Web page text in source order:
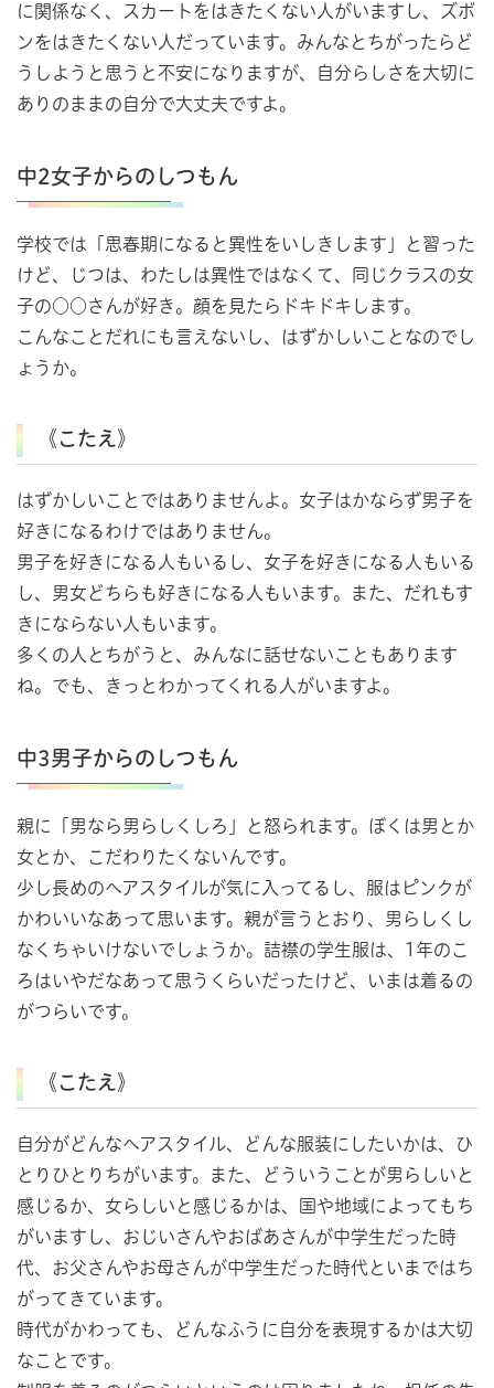
に関係なく、スカートをはきたくない人がいますし、ズボ
ンをはきたくない人だっています。みんなとちがったらど
うしようと思うと不安になりますが、自分らしさを大切に
ありのままの自分で大丈夫ですよ。
中2女子からのしつもん
学校では「思春期になると異性をいしきします」と習った
けど、じつは、わたしは異性ではなくて、同じクラスの女
子の○○さんが好き。顔を見たらドキドキします。
こんなことだれにも言えないし、はずかしいことなのでし
ょうか。
《こたえ》
はずかしいことではありませんよ。女子はかならず男子を
好きになるわけではありません。
男子を好きになる人もいるし、女子を好きになる人もいる
し、男女どちらも好きになる人もいます。また、だれもす
きにならない人もいます。
多くの人とちがうと、みんなに話せないこともあります
ね。でも、きっとわかってくれる人がいますよ。
中3男子からのしつもん
親に「男なら男らしくしろ」と怒られます。ぼくは男とか
女とか、こだわりたくないんです。
少し長めのヘアスタイルが気に入ってるし、服はピンクが
かわいいなあって思います。親が言うとおり、男らしくし
なくちゃいけないでしょうか。詰襟の学生服は、1年のこ
ろはいやだなあって思うくらいだったけど、いまは着るの
がつらいです。
《こたえ》
自分がどんなヘアスタイル、どんな服装にしたいかは、ひ
とりひとりちがいます。また、どういうことが男らしいと
感じるか、女らしいと感じるかは、国や地域によってもち
がいますし、おじいさんやおばあさんが中学生だった時
代、お父さんやお母さんが中学生だった時代といまではち
がってきています。
時代がかわっても、どんなふうに自分を表現するかは大切
なことです。